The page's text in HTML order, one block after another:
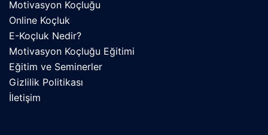
Motivasyon Koçluğu
Online Koçluk
E-Koçluk Nedir?
Motivasyon Koçluğu Eğitimi
Eğitim ve Seminerler
Gizlilik Politikası
İletişim